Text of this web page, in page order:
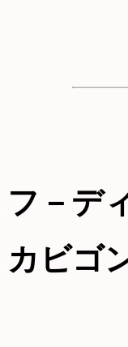
フ－デ
カビゴ